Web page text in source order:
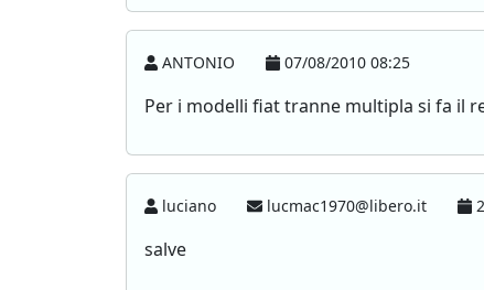
ANTONIO 07/08/2010 08:25
Per i modelli fiat tranne multipla si fa il
luciano lucmac1970@libero.it
salve